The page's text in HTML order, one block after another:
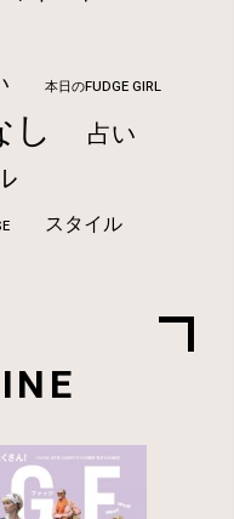
本日のFUDGE GIRL
し 占い
スタイル